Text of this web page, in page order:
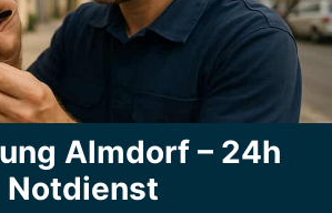
Almdorf – 24h
Notdienst